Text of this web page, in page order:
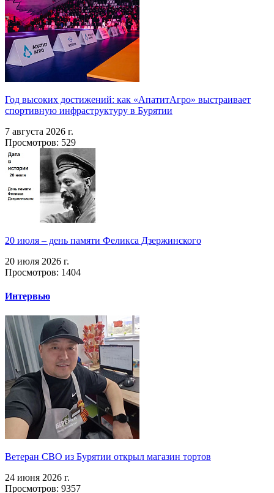
Год высоких достижений: как «АпатитАгро» выстраивает
спортивную инфраструктуру в Бурятии
7 августа 2026 г.
Просмотров: 529
20 июля – день памяти Феликса Дзержинского
20 июля 2026 г.
Просмотров: 1404
Интервью
Ветеран СВО из Бурятии открыл магазин тортов
24 июня 2026 г.
Просмотров: 9357